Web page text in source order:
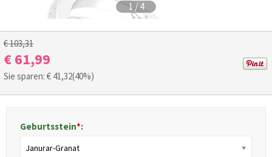
1 / 4
€ 103,31
€ 61,99
Sie sparen: € 41,32(40%)
Geburtsstein*:
Janurar-Granat